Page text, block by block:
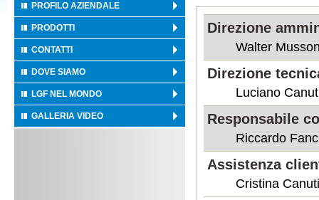
PROFILO AZIENDALE
PRODOTTI
CONTATTI
DOVE SIAMO
LGF NEL MONDO
GALLERIA VIDEO
Direzione
Walter
Direzione
Luciano
Responsabile
Riccardo
Assistenza
Cristina